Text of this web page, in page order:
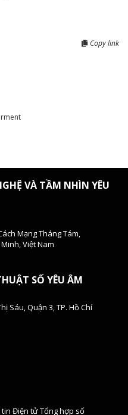
Copy link
VÀ TẦM NHÌN YÊU
Mạng Tháng Tám,
Việt Nam
SỐ YÊU ÂM
Sáu, Quận 3, TP. Hồ Chí
Điện tử Tổng hợp số